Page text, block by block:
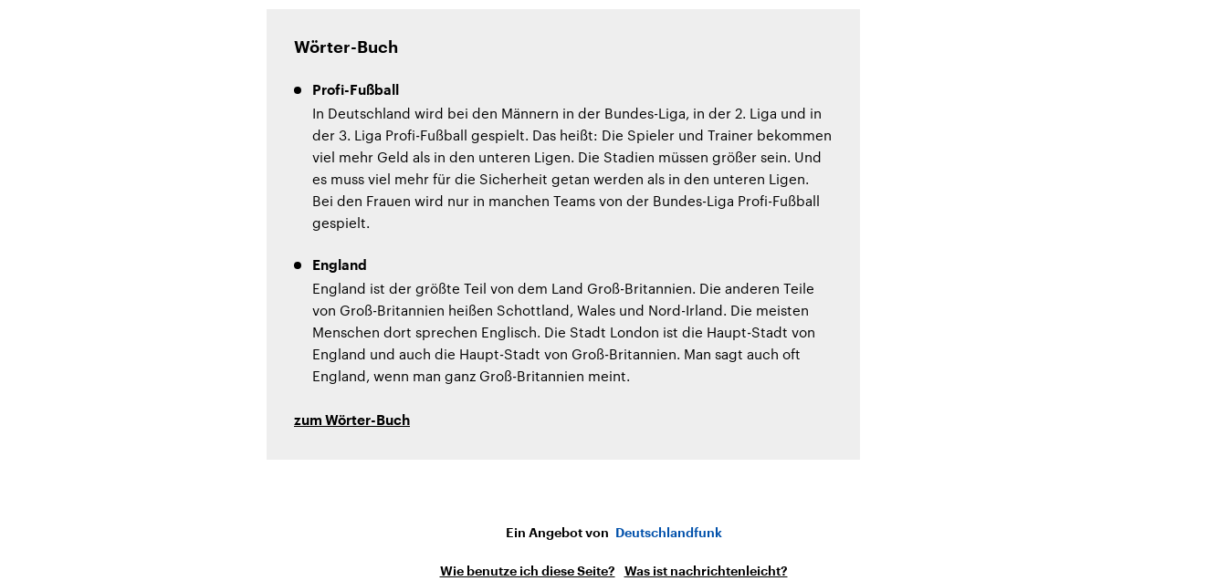
Wörter-Buch
Profi-Fußball
In Deutschland wird bei den Männern in der Bundes-Liga, in der 2. Liga und in
der 3. Liga Profi-Fußball gespielt. Das heißt: Die Spieler und Trainer bekommen
viel mehr Geld als in den unteren Ligen. Die Stadien müssen größer sein. Und
es muss viel mehr für die Sicherheit getan werden als in den unteren Ligen.
Bei den Frauen wird nur in manchen Teams von der Bundes-Liga Profi-Fußball
gespielt.
England
England ist der größte Teil von dem Land Groß-Britannien. Die anderen Teile
von Groß-Britannien heißen Schottland, Wales und Nord-Irland. Die meisten
Menschen dort sprechen Englisch. Die Stadt London ist die Haupt-Stadt von
England und auch die Haupt-Stadt von Groß-Britannien. Man sagt auch oft
England, wenn man ganz Groß-Britannien meint.
zum Wörter-Buch
Ein Angebot von Deutschlandfunk
Wie benutze ich diese Seite? Was ist nachrichtenleicht?